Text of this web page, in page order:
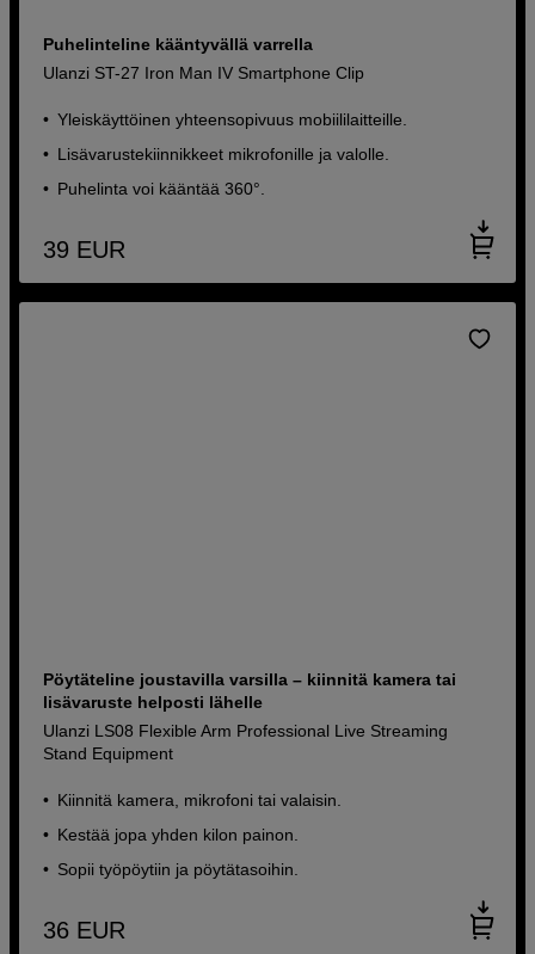
Puhelinteline kääntyvällä varrella
Ulanzi ST-27 Iron Man IV Smartphone Clip
Yleiskäyttöinen yhteensopivuus mobiililaitteille.
Lisävarustekiinnikkeet mikrofonille ja valolle.
Puhelinta voi kääntää 360°.
39 EUR
Pöytäteline joustavilla varsilla – kiinnitä kamera tai
lisävaruste helposti lähelle
Ulanzi LS08 Flexible Arm Professional Live Streaming
Stand Equipment
Kiinnitä kamera, mikrofoni tai valaisin.
Kestää jopa yhden kilon painon.
Sopii työpöytiin ja pöytätasoihin.
36 EUR